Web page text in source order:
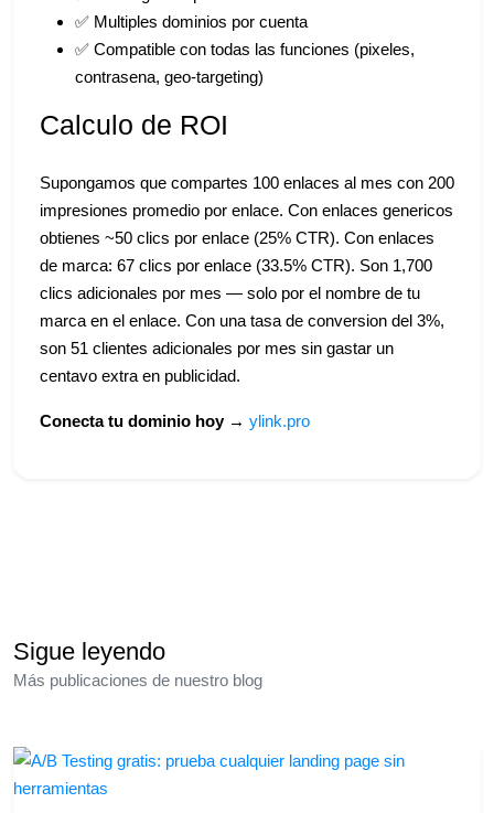
✅ Multiples dominios por cuenta
✅ Compatible con todas las funciones (pixeles,
contrasena, geo-targeting)
Calculo de ROI
Supongamos que compartes 100 enlaces al mes con 200
impresiones promedio por enlace. Con enlaces genericos
obtienes ~50 clics por enlace (25% CTR). Con enlaces
de marca: 67 clics por enlace (33.5% CTR). Son 1,700
clics adicionales por mes — solo por el nombre de tu
marca en el enlace. Con una tasa de conversion del 3%,
son 51 clientes adicionales por mes sin gastar un
centavo extra en publicidad.
Conecta tu dominio hoy → ylink.pro
Sigue leyendo
Más publicaciones de nuestro blog